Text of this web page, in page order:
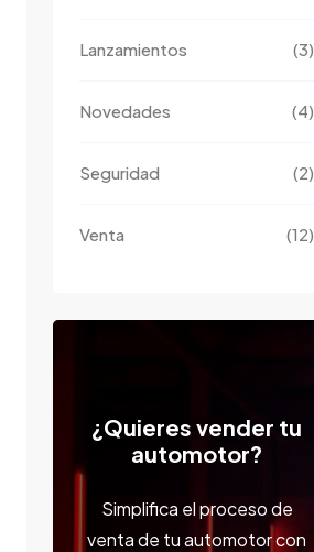
Lanzamientos (3)
Novedades (4)
Seguridad (2)
Venta (12)
¿Quieres vender tu
automotor?
Simplifica el proceso de
venta de tu automotor con